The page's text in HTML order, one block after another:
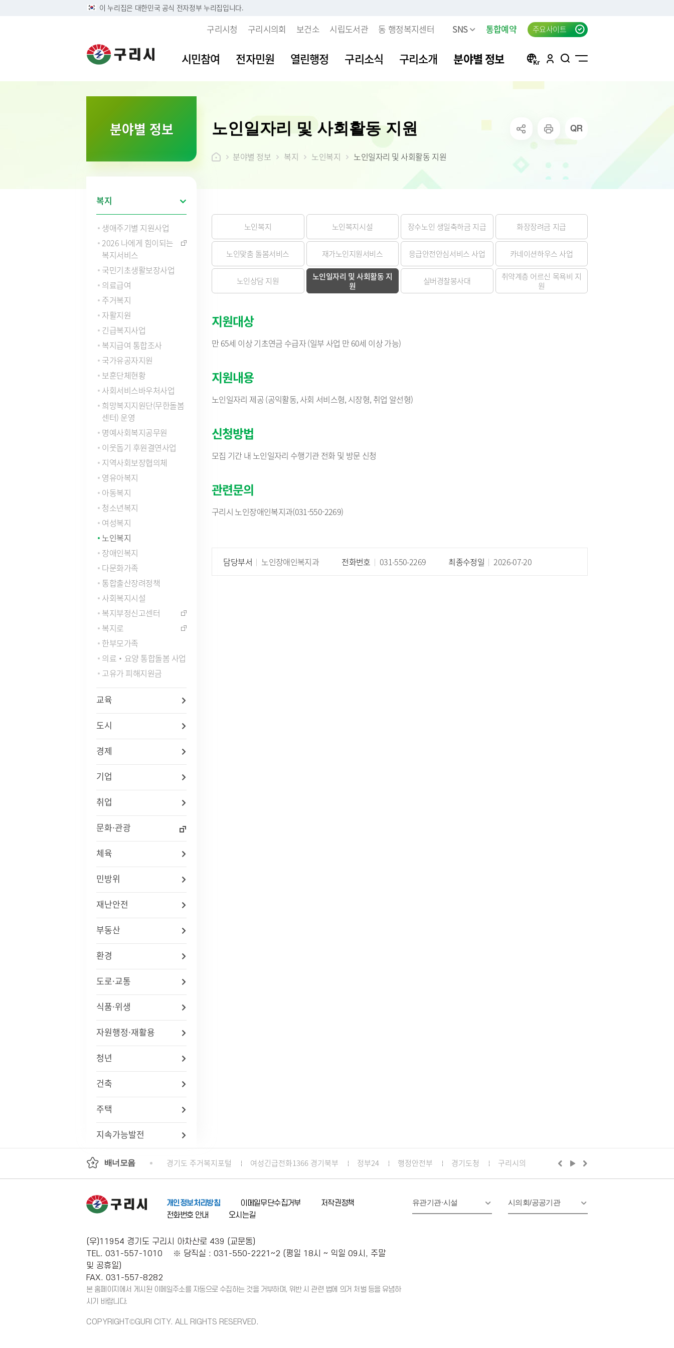
이 누리집은 대한민국 공식 전자정부 누리집입니다.
구리시청 구리시의회 보건소 시립도서관 동 행정복지센터 SNS 통합예약 주요사이트
시민참여
자유게시판
시민의 소리
보육시설이용불편신고센터
불량식품신고센터
청소년유해업소신고센터
부동산중개업소위법행위신
부동산 불법행위 통합 신
모기서식지 신고센터
부패행위신고
불친절 민원신고
공익신고센터
한강시민공원 차량등록(구
신청
주정차위반 사전알림
전자민원
민원접수
정부24
민원안내
주민 및 인감등록
가족관계등록(호적)민원
사회적 약자 배려 창구 운영
지방세란?
세목별납부안내
월별납부시기
준액 결정고시
납세자보호관
선정대리인
마을세무사
지방세외수입
납부방법 안내
고액·상습체납자 명단 공개
여권발급안내
여권신규발급신청
여권발급수수료
자동차검사
자동차 검사지연 과태료
자동차 검사지연 과태료 이
의제기
화물자동차 등록
방치차량 강제처리
조금
구리시 관내 자동차 검사소
자동차관리사업 등록 안내
과태료 체납처분 안내
개인하수처리시설(정화조)
대형폐기물인터넷접수
신고안내
리 업무
세무상담실
자주묻는질문(FAQ)
열린행정
사전정보공표목록
구리시 정보목록공개 및 온
구리시 개인정보처리방침
영상정보처리기기 운영관
개인정보 처리업무 위탁현
발주계획현황
입찰정보
대금지급
공공데이터 개방
공공데이터 개방목록
공공데이터 제공신청
행정서비스헌장 이행표준
법령/자치법규
관련사이트
예산서 목록
중기지방재정계획 현황
지방재정공시 현황
기금운용계획 현황
재정정보공개
업무추진비 공개 현황
지방공기업 경영공시(상·하
현황
알림마당
제안사업신청
지방출자·출연기관
산하지방공기업 결산정보
이해충돌방지법 자료실
처리결과 공개
시민과 함께하는 청렴실천
협약
인구현황
자동차등록현황
면적·행정구역현황
인사통계
사업체조사
사회조사
기초생활보장수급자현황
노인등록통계
통계연보
경기통계
국가통계
통계 지리정보 서비스
적극행정 사례 목록
적극행정 시민추천
지방기업 규제애로 신고센
구리소식
입찰공고
사업발주계획
코로나19 대응 종합정보
구리소개
역사속의 구리시
디지털구리문화대전
시 연혁
시 상징물
구리시 도로명주소
조직도
직원안내
시청사안내
주요업무계획
월간업무계획
시정성과평가결과
구리시 주요수상실적
공지사항
국내
분야별 정보
분야별 정보
복지
생애주기별 지원사업
2026 나에게 힘이되는
복지서비스
국민기초생활보장사업
의료급여
주거복지
자활지원
긴급복지사업
복지급여 통합조사
국가유공자지원
보훈단체현황
사회서비스바우처사업
희망복지지원단(무한돌봄
센터) 운영
명예사회복지공무원
이웃돕기 후원결연사업
지역사회보장협의체
영유아복지
아동복지
청소년복지
여성복지
노인복지
장애인복지
다문화가족
통합출산장려정책
사회복지시설
복지부정신고센터
복지로
한부모가족
의료‧요양 통합돌봄 사업
고유가 피해지원금
교육
도시
경제
기업
취업
문화·관광
체육
민방위
재난안전
부동산
환경
도로·교통
식품·위생
자원행정·재활용
청년
건축
주택
지속가능발전
노인일자리 및 사회활동 지원
분야별 정보 복지 노인복지 노인일자리 및 사회활동 지원
노인복지 노인복지시설 장수노인 생일축하금 지급 화장장려금 지급
노인맞춤 돌봄서비스 재가노인지원서비스 응급안전안심서비스 사업 카네이션하우스 사업
노인상담 지원
노인일자리 및 사회활동 지
원
실버경찰봉사대
취약계층 어르신 목욕비 지
원
지원대상
만 65세 이상 기초연금 수급자 (일부 사업 만 60세 이상 가능)
지원내용
노인일자리 제공 (공익활동, 사회 서비스형, 시장형, 취업 알선형)
신청방법
모집 기간 내 노인일자리 수행기관 전화 및 방문 신청
관련문의
구리시 노인장애인복지과(031-550-2269)
담당부서 노인장애인복지과 전화번호 031-550-2269 최종수정일 2026-07-20
배너모음
국가인권위원회 인권e 경기도 주거복지포털 여성긴급전화1366 경기북부 정부24 행정안전부 경기도청 구리시의회 경기도의회 구리상담소
개인정보처리방침 이메일무단수집거부
저작권정책
전화번호 안내
오시는길
(우)11954 경기도 구리시 아차산로 439 (교문동)
TEL. 031-557-1010 ※ 당직실 : 031-550-2221~2 (평일 18시 ~ 익일 09시, 주말
및 공휴일)
FAX. 031-557-8282
본 홈페이지에서 게시된 이메일주소를 자동으로 수집하는 것을 거부하며, 위반 시 관련 법에 의거 처벌 등을 유념하
시기 바랍니다.
COPYRIGHT©GURI CITY. ALL RIGHTS RESERVED.
유관기관·시설 시의회/공공기관